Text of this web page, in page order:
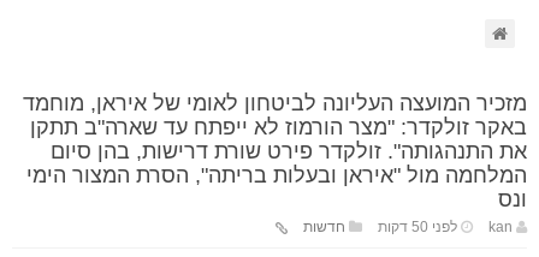
מזכיר המועצה העליונה לביטחון לאומי של איראן, מוחמד
באקר זולקדר: "מצר הורמוז לא ייפתח עד שארה"ב תתקן
את התנהגותה". זולקדר פירט שורת דרישות, בהן סיום
המלחמה מול "איראן ובעלות בריתה", הסרת המצור הימי
ונס
kan לפני 50 דקות חדשות